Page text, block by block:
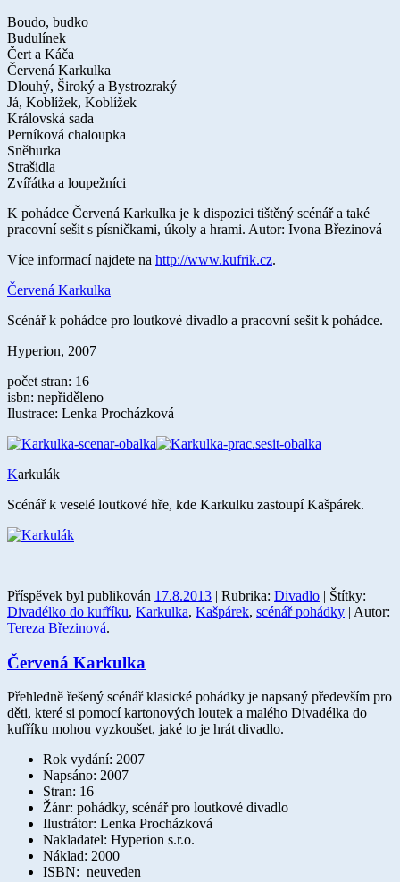
Boudo, budko
Budulínek
Čert a Káča
Červená Karkulka
Dlouhý, Široký a Bystrozraký
Já, Koblížek, Koblížek
Královská sada
Perníková chaloupka
Sněhurka
Strašidla
Zvířátka a loupežníci
K pohádce Červená Karkulka je k dispozici tištěný scénář a také
pracovní sešit s písničkami, úkoly a hrami. Autor: Ivona Březinová
Více informací najdete na http://www.kufrik.cz.
Červená Karkulka
Scénář k pohádce pro loutkové divadlo a pracovní sešit k pohádce.
Hyperion, 2007
počet stran: 16
isbn: nepřiděleno
Ilustrace: Lenka Procházková
Karkulák
Scénář k veselé loutkové hře, kde Karkulku zastoupí Kašpárek.
Příspěvek byl publikován 17.8.2013 | Rubrika: Divadlo | Štítky:
Divadélko do kufříku, Karkulka, Kašpárek, scénář pohádky | Autor:
Tereza Březinová.
Červená Karkulka
Přehledně řešený scénář klasické pohádky je napsaný především pro
děti, které si pomocí kartonových loutek a malého Divadélka do
kufříku mohou vyzkoušet, jaké to je hrát divadlo.
Rok vydání: 2007
Napsáno: 2007
Stran: 16
Žánr: pohádky, scénář pro loutkové divadlo
Ilustrátor: Lenka Procházková
Nakladatel: Hyperion s.r.o.
Náklad: 2000
ISBN: neuveden